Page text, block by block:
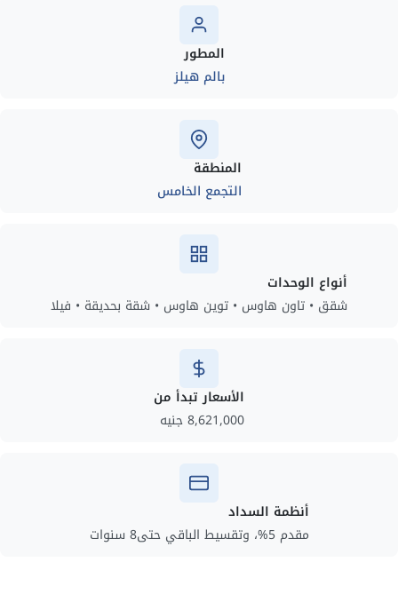
المطور
بالم هيلز
المنطقة
التجمع الخامس
أنواع الوحدات
شقق • تاون هاوس • توين هاوس • شقة بحديقة • فيلا
الأسعار تبدأ من
8,621,000 جنيه
أنظمة السداد
مقدم 5%، وتقسيط الباقي حتى8 سنوات